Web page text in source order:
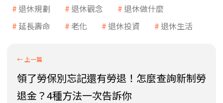
退休規劃 退休觀念
退休做什麼
延長壽命
老化 退休投資 退休生活
領了勞保別忘記還有勞退！怎麼查詢新制勞
退金？4種方法一次告訴你